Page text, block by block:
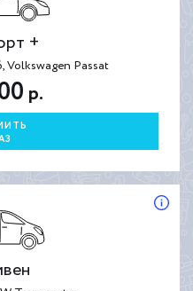
+
Volkswagen Passat
р.